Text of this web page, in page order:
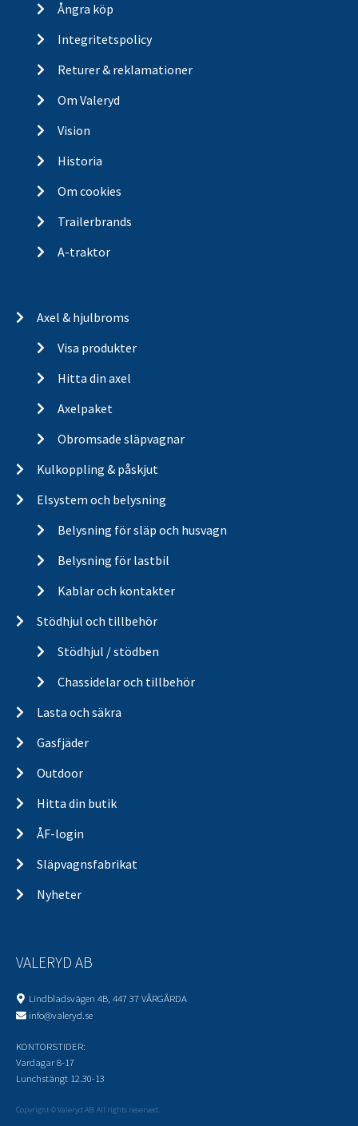
Ångra köp
Integritetspolicy
Returer & reklamationer
Om Valeryd
Vision
Historia
Om cookies
Trailerbrands
A-traktor
Axel & hjulbroms
Visa produkter
Hitta din axel
Axelpaket
Obromsade släpvagnar
Kulkoppling & påskjut
Elsystem och belysning
Belysning för släp och husvagn
Belysning för lastbil
Kablar och kontakter
Stödhjul och tillbehör
Stödhjul / stödben
Chassidelar och tillbehör
Lasta och säkra
Gasfjäder
Outdoor
Hitta din butik
ÅF-login
Släpvagnsfabrikat
Nyheter
VALERYD AB
Lindbladsvägen 4B, 447 37 VÅRGÅRDA
info@valeryd.se
KONTORSTIDER:
Vardagar 8-17
Lunchstängt 12.30-13
Copyright © Valeryd AB. All rights reserved.